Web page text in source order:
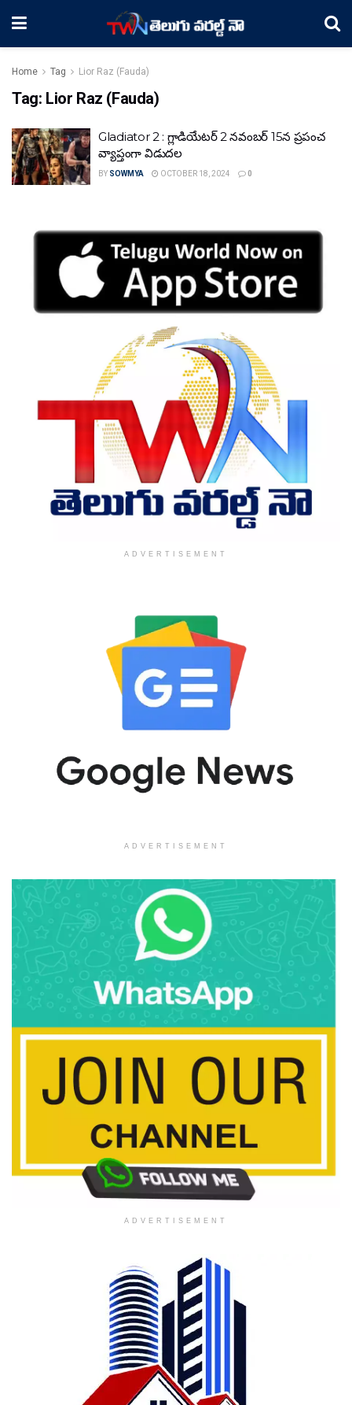
Home Tag Lior Raz (Fauda)
Tag: Lior Raz (Fauda)
Gladiator 2 : గ్లాడియేటర్ 2 నవంబర్ 15న ప్రపంచ
వ్యాప్తంగా విడుదల
BY SOWMYA OCTOBER 18, 2024 0
ADVERTISEMENT
ADVERTISEMENT
ADVERTISEMENT